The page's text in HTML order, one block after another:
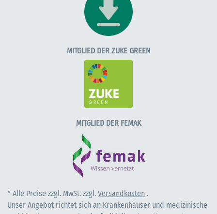
MITGLIED DER ZUKE GREEN
MITGLIED DER FEMAK
* Alle Preise zzgl. MwSt. zzgl. Versandkosten .
Unser Angebot richtet sich an Krankenhäuser und medizinische